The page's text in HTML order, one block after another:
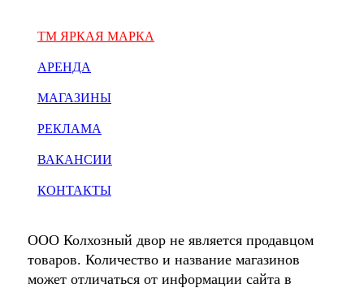
ТМ ЯРКАЯ МАРКА
АРЕНДА
МАГАЗИНЫ
РЕКЛАМА
ВАКАНСИИ
КОНТАКТЫ
ООО Колхозный двор не является продавцом
товаров. Количество и название магазинов
может отличаться от информации сайта в